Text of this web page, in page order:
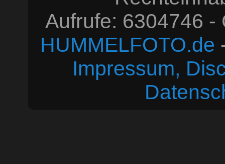
Aufrufe: 6304746
HUMMELFOTO.de
Impressum,